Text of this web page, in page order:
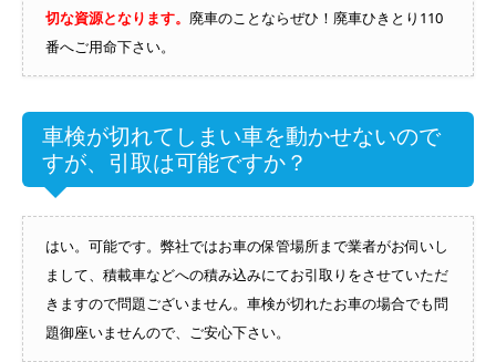
切な資源となります。 廃車のことならぜひ！廃車ひきとり110
番へご用命下さい。
車検が切れてしまい車を動かせないので
すが、引取は可能ですか？
はい。可能です。弊社ではお車の保管場所まで業者がお伺いし
まして、積載車などへの積み込みにてお引取りをさせていただ
きますので問題ございません。車検が切れたお車の場合でも問
題御座いませんので、ご安心下さい。